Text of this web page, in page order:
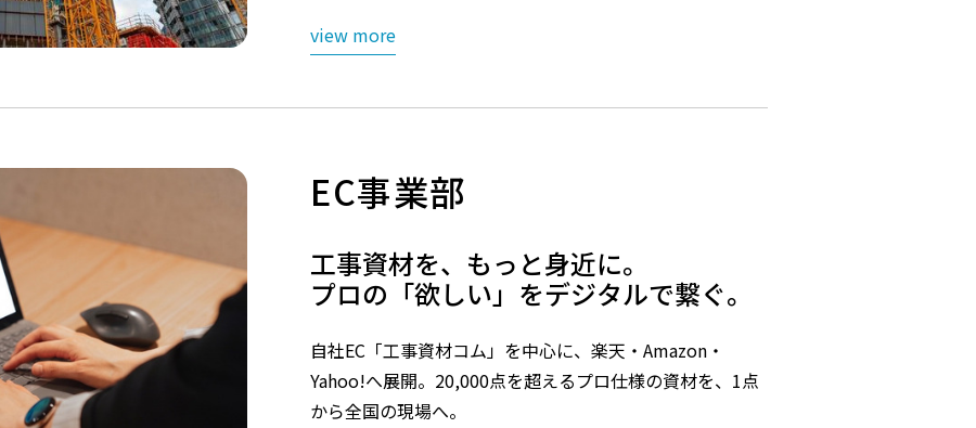
view more
EC事業部
工事資材を、もっと身近に。
プロの「欲しい」をデジタルで繋ぐ。
自社EC「工事資材コム」を中心に、楽天・Amazon・
Yahoo!へ展開。20,000点を超えるプロ仕様の資材を、1点
から全国の現場へ。